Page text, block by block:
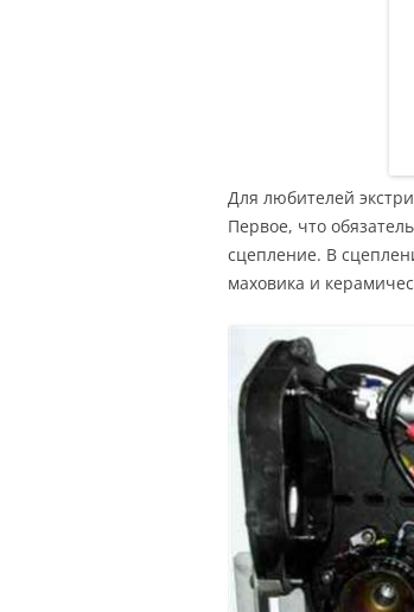
Для любителей
Первое, что
сцепление. В
маховика и